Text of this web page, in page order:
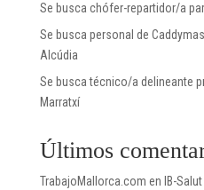
Se busca chófer-repartidor/a
Se busca personal de
Alcúdia
Se busca técnico/a delineante
Marratxí
Últimos
TrabajoMallorca.com en IB-